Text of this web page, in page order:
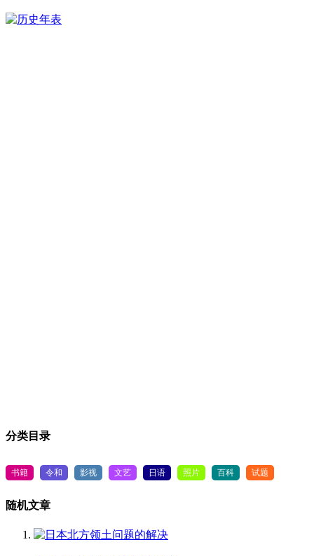
分类目录
书籍 令和 影视 文艺 日语 照片 百科 试题
随机文章